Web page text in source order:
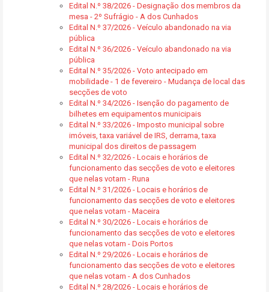
Edital N.º 38/2026 - Designação dos membros da
mesa - 2º Sufrágio - A dos Cunhados
Edital N.º 37/2026 - Veículo abandonado na via
pública
Edital N.º 36/2026 - Veículo abandonado na via
pública
Edital N.º 35/2026 - Voto antecipado em
mobilidade - 1 de fevereiro - Mudança de local das
secções de voto
Edital N.º 34/2026 - Isenção do pagamento de
bilhetes em equipamentos municipais
Edital N.º 33/2026 - Imposto municipal sobre
imóveis, taxa variável de IRS, derrama, taxa
municipal dos direitos de passagem
Edital N.º 32/2026 - Locais e horários de
funcionamento das secções de voto e eleitores
que nelas votam - Runa
Edital N.º 31/2026 - Locais e horários de
funcionamento das secções de voto e eleitores
que nelas votam - Maceira
Edital N.º 30/2026 - Locais e horários de
funcionamento das secções de voto e eleitores
que nelas votam - Dois Portos
Edital N.º 29/2026 - Locais e horários de
funcionamento das secções de voto e eleitores
que nelas votam - A dos Cunhados
Edital N.º 28/2026 - Locais e horários de